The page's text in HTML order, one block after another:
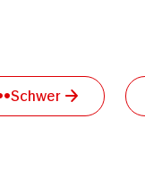
Schwer